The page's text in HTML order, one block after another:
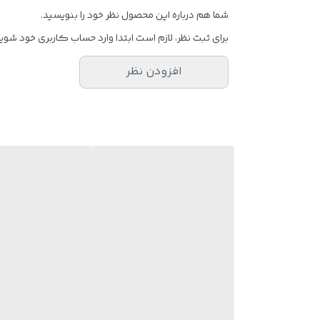
شما هم درباره این محصول نظر خود را بنویسید.
برای ثبت نظر، لازم است ابتدا وارد حساب کاربری خود
افزودن نظر